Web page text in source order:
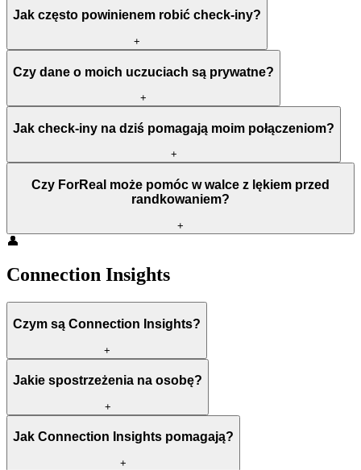
Jak często powinienem robić check-iny?
+
Czy dane o moich uczuciach są prywatne?
+
Jak check-iny na dziś pomagają moim połączeniom?
+
Czy ForReal może pomóc w walce z lękiem przed
randkowaniem?
+
👤
Connection Insights
Czym są Connection Insights?
+
Jakie spostrzeżenia na osobę?
+
Jak Connection Insights pomagają?
+